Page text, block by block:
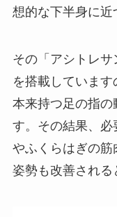
想的な下半身に近
その「アシトレ
を搭載していま
本来持つ足の指の
す。その結果、
やふくらはぎの筋
姿勢も改善される